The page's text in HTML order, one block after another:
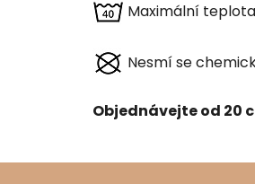
Maximální
Nesmí se
Objednávejte od 20